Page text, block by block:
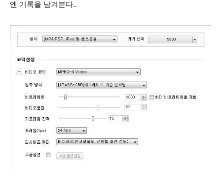
엔 기록을 남겨본다..